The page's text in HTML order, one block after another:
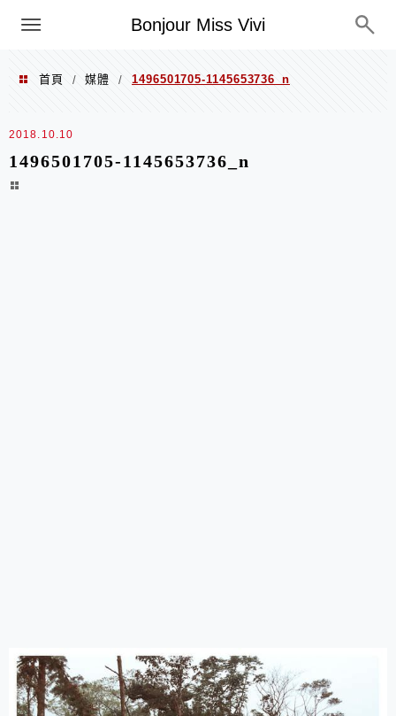
Bonjour Miss Vivi
選單
首頁 / 媒體 / 1496501705-1145653736_n
2018.10.10
1496501705-1145653736_n